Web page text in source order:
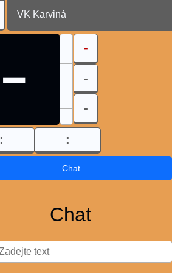
VK Karviná
- -
-
-
: :
Chat
Chat